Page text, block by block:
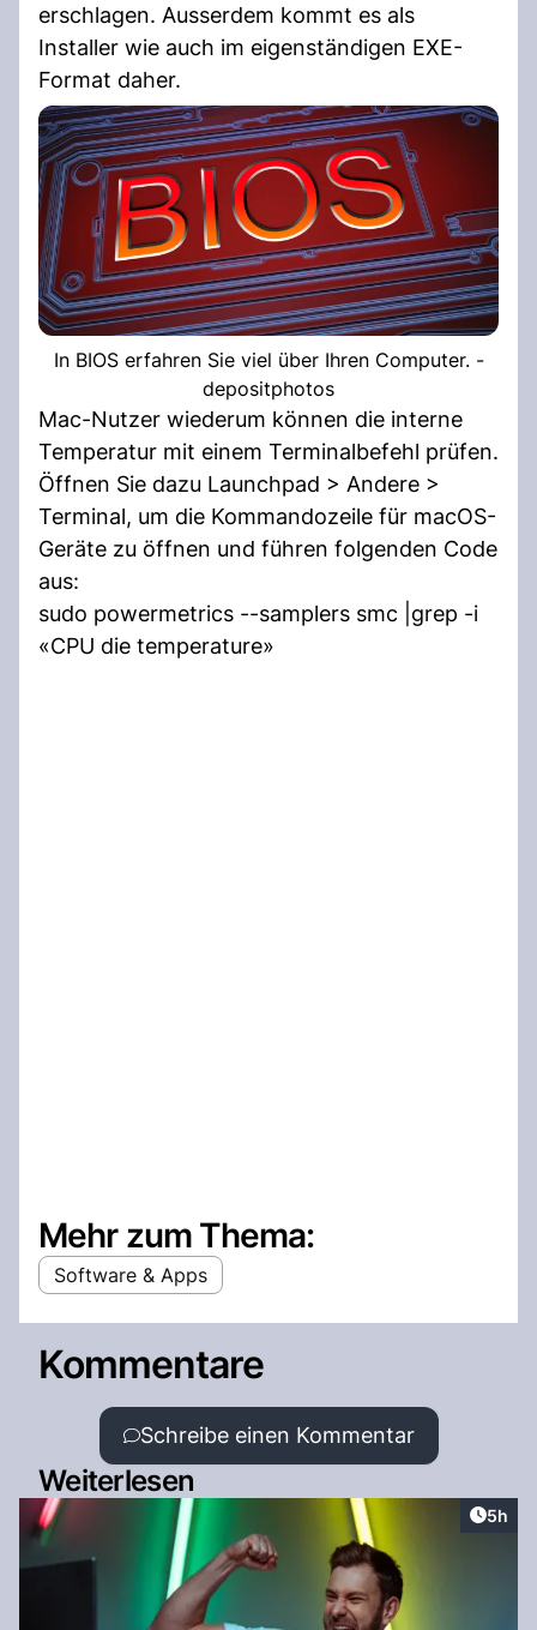
erschlagen. Ausserdem kommt es als
Installer wie auch im eigenständigen EXE-
Format daher.
In BIOS erfahren Sie viel über Ihren Computer. -
depositphotos
Mac-Nutzer wiederum können die interne
Temperatur mit einem Terminalbefehl prüfen.
Öffnen Sie dazu Launchpad > Andere >
Terminal, um die Kommandozeile für macOS-
Geräte zu öffnen und führen folgenden Code
aus:
sudo powermetrics --samplers smc |grep -i
«CPU die temperature»
Mehr zum Thema:
Software & Apps
Kommentare
Schreibe einen Kommentar
Weiterlesen
5h